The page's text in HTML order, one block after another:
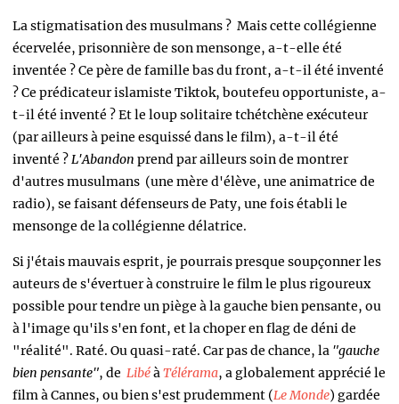
La stigmatisation des musulmans ? Mais cette collégienne
écervelée, prisonnière de son mensonge, a-t-elle été
inventée ? Ce père de famille bas du front, a-t-il été inventé
? Ce prédicateur islamiste Tiktok, boutefeu opportuniste, a-
t-il été inventé ? Et le loup solitaire tchétchène exécuteur
(par ailleurs à peine esquissé dans le film), a-t-il été
inventé ?L'Abandon prend par ailleurs soin de montrer
d'autres musulmans (une mère d'élève, une animatrice de
radio), se faisant défenseurs de Paty, une fois établi le
mensonge de la collégienne délatrice.
Si j'étais mauvais esprit, je pourrais presque soupçonner les
auteurs de s'évertuer à construire le film le plus rigoureux
possible pour tendre un piège à la gauche bien pensante, ou
à l'image qu'ils s'en font, et la choper en flag de déni de
"réalité". Raté. Ou quasi-raté. Car pas de chance, la "gauche
bien pensante", de LibéàTélérama, a globalement apprécié le
film à Cannes, ou bien s'est prudemment (Le Monde) gardée